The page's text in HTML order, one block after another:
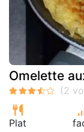
Omelette
Plat